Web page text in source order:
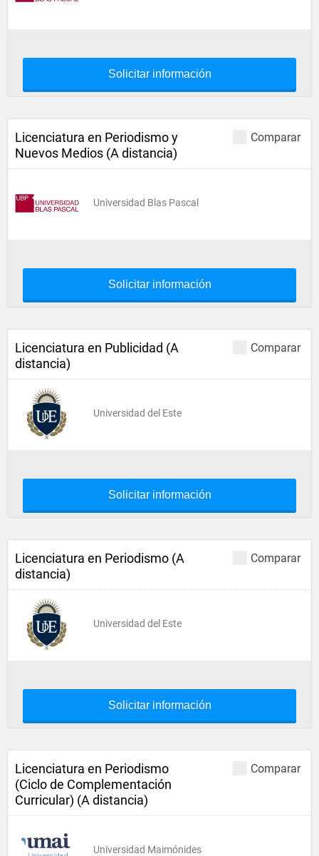
Solicitar información
Comparar
Licenciatura en Periodismo y
Nuevos Medios (A distancia)
Universidad Blas Pascal
Solicitar información
Comparar
Licenciatura en Publicidad (A
distancia)
Universidad del Este
Solicitar información
Comparar
Licenciatura en Periodismo (A
distancia)
Universidad del Este
Solicitar información
Comparar
Licenciatura en Periodismo
(Ciclo de Complementación
Curricular) (A distancia)
Universidad Maimónides